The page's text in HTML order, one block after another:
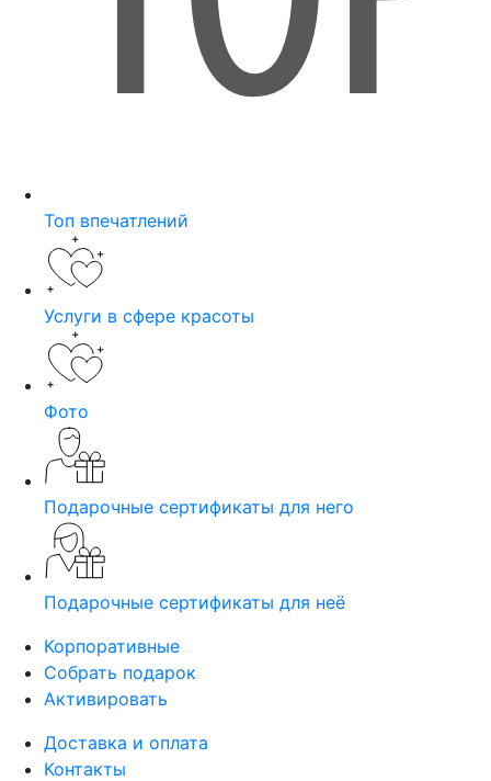
Топ впечатлений
Услуги в сфере красоты
Фото
Подарочные сертификаты для него
Подарочные сертификаты для неё
Корпоративные
Собрать подарок
Активировать
Доставка и оплата
Контакты